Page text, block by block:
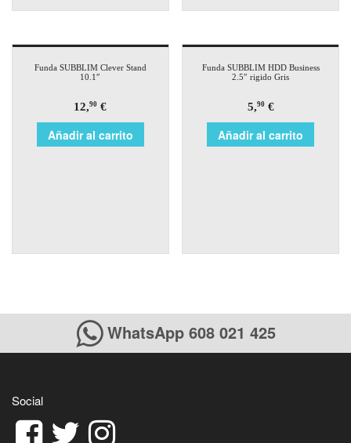
Funda SUBBLIM Clever Stand
10.1″
12,90 €
Añadir al carrito
Funda SUBBLIM HDD Business
2.5″ rigido Gris
5,90€
Añadir al carrito
WhatsApp 608 021 425
Social